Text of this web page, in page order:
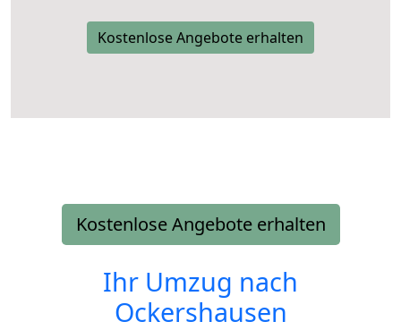
Kostenlose Angebote erhalten
Kostenlose Angebote erhalten
Ihr Umzug nach
Ockershausen